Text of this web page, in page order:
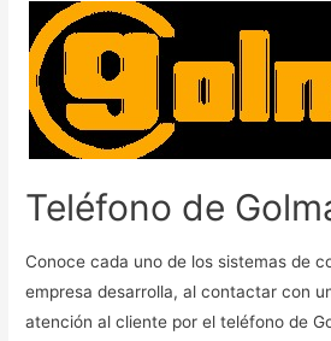
Teléfono de
Conoce cada uno de los sistemas de
empresa desarrolla, al contactar con
atención al cliente por el teléfono de